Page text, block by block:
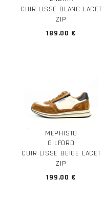
CUIR LISSE BLANC LACET
ZIP
189.00 €
MEPHISTO
GILFORD
CUIR LISSE BEIGE LACET
ZIP
199.00 €